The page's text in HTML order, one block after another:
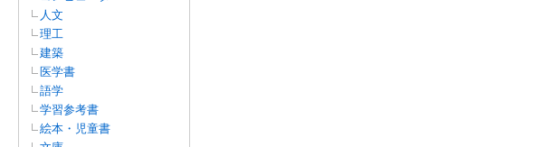
人文
理工
建築
医学書
語学
学習参考書
絵本・児童書